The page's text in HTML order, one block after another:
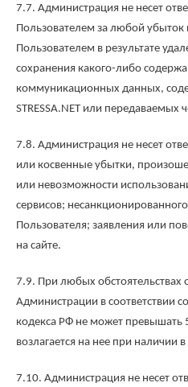
7.7. Администрация не несет
Пользователем за любой
Пользователем в результате
сохранения какого-либо
коммуникационных данных,
STRESSA.NET или передаваемых
7.8. Администрация не несет
или косвенные убытки,
или невозможности
сервисов;
Пользователя; заявления или
на сайте.
7.9. При любых обстоятельствах
Администрации в соответствии
кодекса РФ не может превышать
возлагается на нее при наличии
7.10. Администрация не несет